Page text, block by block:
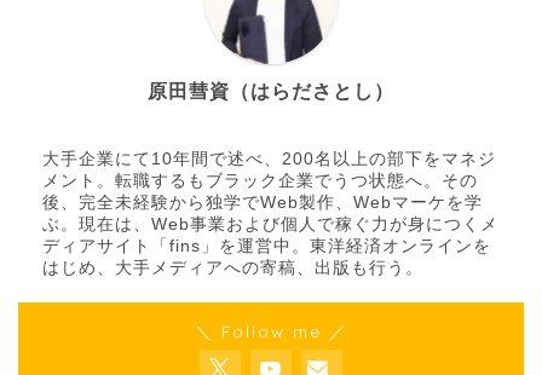
原田彗資（はらださとし）
大手企業にて10年間で述べ、200名以上の部下をマネジ
メント。転職するもブラック企業でうつ状態へ。その
後、完全未経験から独学でWeb製作、Webマーケを学
ぶ。現在は、Web事業および個人で稼ぐ力が身につくメ
ディアサイト「fins」を運営中。東洋経済オンラインを
はじめ、大手メディアへの寄稿、出版も行う。
＼ Follow me ／